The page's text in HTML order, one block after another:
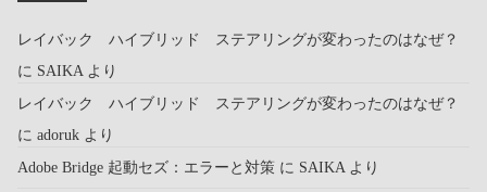
レイバック ハイブリッド ステアリングが変わったのはなぜ？
に SAIKAより
レイバック ハイブリッド ステアリングが変わったのはなぜ？
に adoruk より
Adobe Bridge 起動セズ：エラーと対策 に SAIKAより